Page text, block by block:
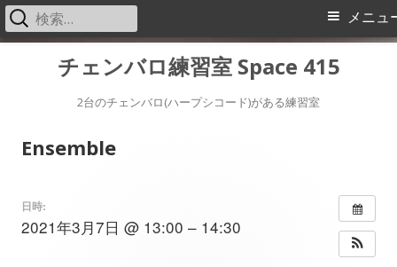
チェンバロ練習室 Space 415
2台のチェンバロ(ハープシコード)がある練習室
メ
メニュ
検
索:
Ensemble
日時:
2021年3月7日 @ 13:00 – 14:30